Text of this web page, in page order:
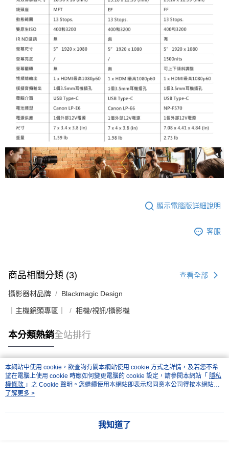
顯示電腦版詳細說明
客服
商品相關分類 (3) 查看全部
攝影器材品牌 Blackmagic Design
｜主機鏡頭專區｜ 相機/視訊/攝影機
本分類熱銷全站排行
熱門標籤
本網站中使用 cookie，欲查詢有關本網站使用 cookie 方式之詳情，及若您不希
望在電腦上使用 cookie 時應如何變更電腦的 cookie 設定，請參閱本網站「 隱私
權條款 」之 Cookie 聲明。您繼續使用本網站即表示您同意本公司得按本網站使
用條款之 Cookie 聲明使用 cookie。
了解更多 >
我知道了